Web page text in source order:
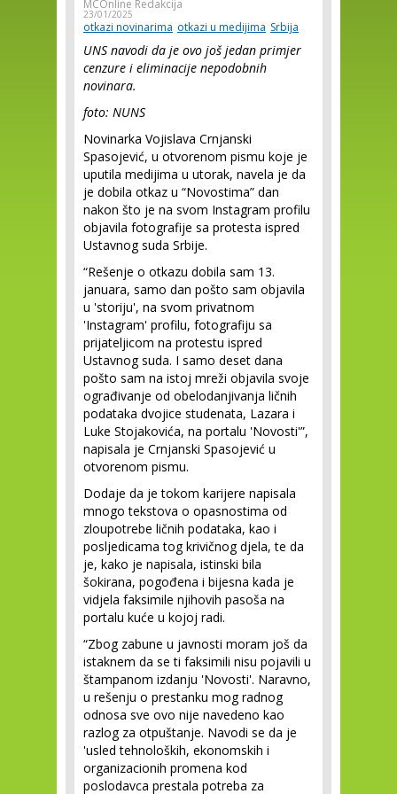
MCOnline Redakcija
23/01/2025
otkazi novinarima otkazi u medijima Srbija
UNS navodi da je ovo još jedan primjer
cenzure i eliminacije nepodobnih
novinara.
foto: NUNS
Novinarka Vojislava Crnjanski
Spasojević, u otvorenom pismu koje je
uputila medijima u utorak, navela je da
je dobila otkaz u “Novostima” dan
nakon što je na svom Instagram profilu
objavila fotografije sa protesta ispred
Ustavnog suda Srbije.
“Rešenje o otkazu dobila sam 13.
januara, samo dan pošto sam objavila
u 'storiju', na svom privatnom
'Instagram' profilu, fotografiju sa
prijateljicom na protestu ispred
Ustavnog suda. I samo deset dana
pošto sam na istoj mreži objavila svoje
ograđivanje od obelodanjivanja ličnih
podataka dvojice studenata, Lazara i
Luke Stojakovića, na portalu 'Novosti'”,
napisala je Crnjanski Spasojević u
otvorenom pismu.
Dodaje da je tokom karijere napisala
mnogo tekstova o opasnostima od
zloupotrebe ličnih podataka, kao i
posljedicama tog krivičnog djela, te da
je, kako je napisala, istinski bila
šokirana, pogođena i bijesna kada je
vidjela faksimile njihovih pasoša na
portalu kuće u kojoj radi.
“Zbog zabune u javnosti moram još da
istaknem da se ti faksimili nisu pojavili u
štampanom izdanju 'Novosti'. Naravno,
u rešenju o prestanku mog radnog
odnosa sve ovo nije navedeno kao
razlog za otpuštanje. Navodi se da je
'usled tehnoloških, ekonomskih i
organizacionih promena kod
poslodavca prestala potreba za